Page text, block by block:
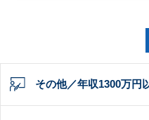
その他／年収1300万円